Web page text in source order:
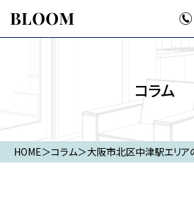
コラム
HOME＞コラム＞大阪市北区中津駅エリア